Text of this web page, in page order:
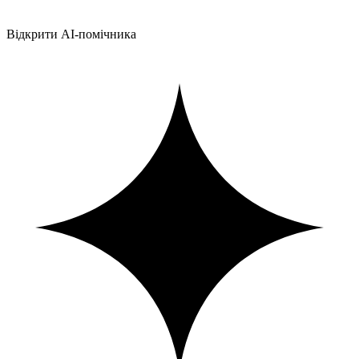
Відкрити AI-помічника